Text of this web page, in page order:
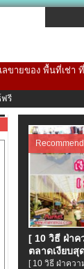
ขายของ พื้นที่เช่า
ฟรี
[ 10 วิธี ฝ่าค
ตลาดเงียบสุ
[ 10 วิธี ฝ่าคว